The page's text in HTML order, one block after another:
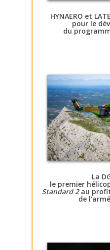
HYNAERO et
pour le
du
La
le premier
Standard 2au profit
de